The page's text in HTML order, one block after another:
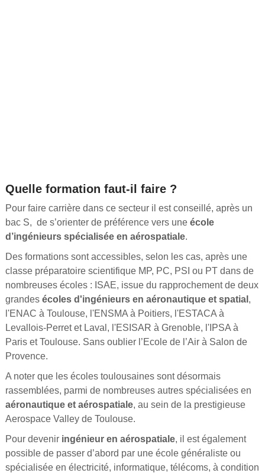
Quelle formation faut-il faire ?
Pour faire carrière dans ce secteur il est conseillé, après un
bac S, de s’orienter de préférence vers une école
d’ingénieurs spécialisée en aérospatiale.
Des formations sont accessibles, selon les cas, après une
classe préparatoire scientifique MP, PC, PSI ou PT dans de
nombreuses écoles : ISAE, issue du rapprochement de deux
grandes écoles d'ingénieurs en aéronautique et spatial ,
l'ENAC à Toulouse, l'ENSMA à Poitiers, l'ESTACA à
Levallois-Perret et Laval, l'ESISAR à Grenoble, l'IPSA à
Paris et Toulouse. Sans oublier l’Ecole de l’Air à Salon de
Provence.
A noter que les écoles toulousaines sont désormais
rassemblées, parmi de nombreuses autres spécialisées en
aéronautique et aérospatiale, au sein de la prestigieuse
Aerospace Valley de Toulouse.
Pour devenir ingénieur en aérospatiale, il est également
possible de passer d’abord par une école généraliste ou
spécialisée en électricité, informatique, télécoms, à condition